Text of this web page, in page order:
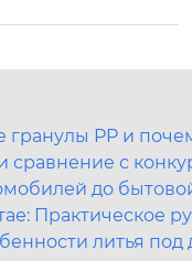
гранулы PP и
сравнение с
до
Практическое
литья